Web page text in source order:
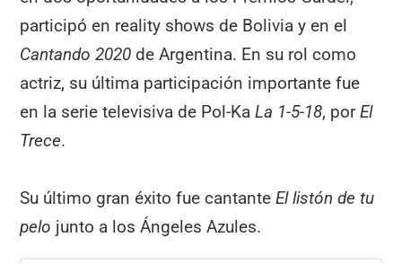
participó en reality shows de Bolivia y en el
Cantando 2020 de Argentina. En su rol como
actriz, su última participación importante fue
en la serie televisiva de Pol-KaLa 1-5-18, porEl
Trece.
Su último gran éxito fue cantanteEl listón de tu
pelo junto a los Ángeles Azules.